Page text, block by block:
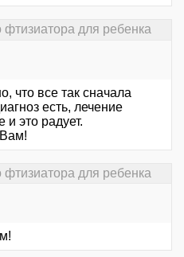
фтизиатора для ребенка
что все так сначала
есть, лечение
это радует.
фтизиатора для ребенка